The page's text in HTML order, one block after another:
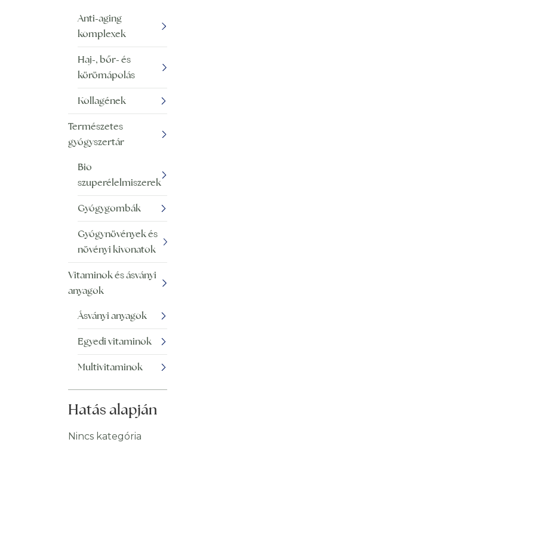
Anti-aging
komplexek
Haj-, bőr- és
körömápolás
Kollagének
Természetes
gyógyszertár
Bio
szuperélelmiszerek
Gyógygombák
Gyógynövények és
növényi kivonatok
Vitaminok és ásványi
anyagok
Ásványi anyagok
Egyedi vitaminok
Multivitaminok
Hatás alapján
Nincs kategória